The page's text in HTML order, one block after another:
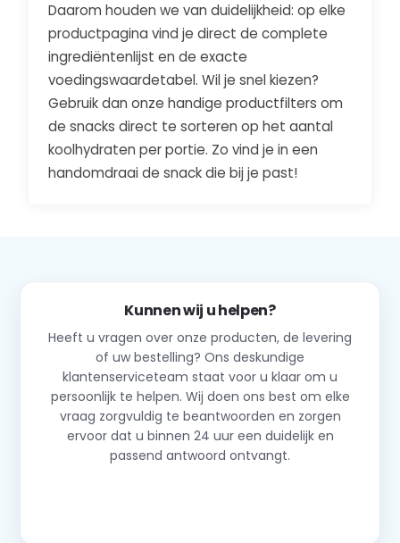
Daarom houden we van duidelijkheid: op elke
productpagina vind je direct de complete
ingrediëntenlijst en de exacte
voedingswaardetabel. Wil je snel kiezen?
Gebruik dan onze handige productfilters om
de snacks direct te sorteren op het aantal
koolhydraten per portie. Zo vind je in een
handomdraai de snack die bij je past!
Kunnen wij u helpen?
Heeft u vragen over onze producten, de levering
of uw bestelling? Ons deskundige
klantenserviceteam staat voor u klaar om u
persoonlijk te helpen. Wij doen ons best om elke
vraag zorgvuldig te beantwoorden en zorgen
ervoor dat u binnen 24 uur een duidelijk en
passend antwoord ontvangt.